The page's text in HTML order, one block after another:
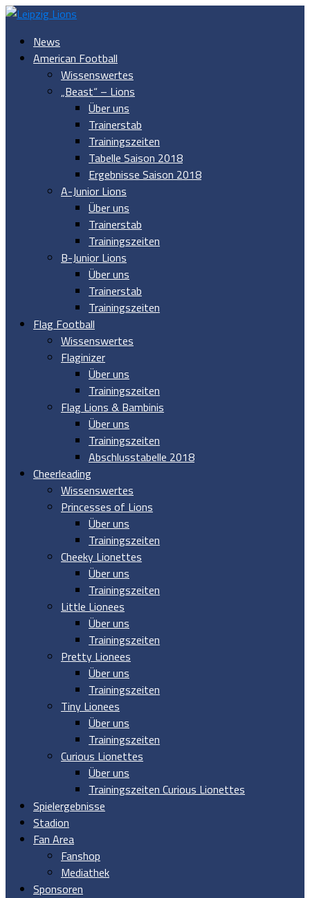
News
American Football
Wissenswertes
„Beast“ – Lions
Über uns
Trainerstab
Trainingszeiten
Tabelle Saison 2018
Ergebnisse Saison 2018
A-Junior Lions
Über uns
Trainerstab
Trainingszeiten
B-Junior Lions
Über uns
Trainerstab
Trainingszeiten
Flag Football
Wissenswertes
Flaginizer
Über uns
Trainingszeiten
Flag Lions & Bambinis
Über uns
Trainingszeiten
Abschlusstabelle 2018
Cheerleading
Wissenswertes
Princesses of Lions
Über uns
Trainingszeiten
Cheeky Lionettes
Über uns
Trainingszeiten
Little Lionees
Über uns
Trainingszeiten
Pretty Lionees
Über uns
Trainingszeiten
Tiny Lionees
Über uns
Trainingszeiten
Curious Lionettes
Über uns
Trainingszeiten Curious Lionettes
Spielergebnisse
Stadion
Fan Area
Fanshop
Mediathek
Sponsoren